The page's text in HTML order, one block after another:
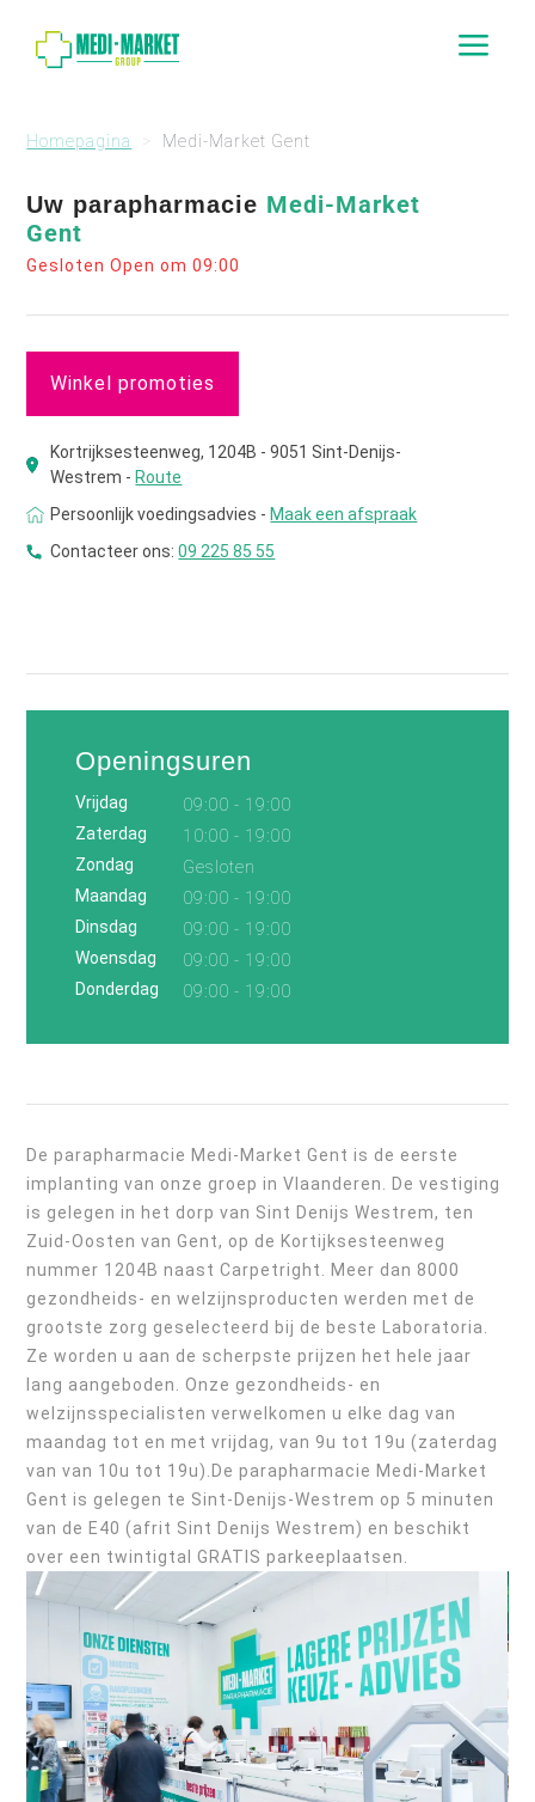
a
Homepagina Medi-Market Gent
Uw parapharmacie Medi-Market
Gent
Gesloten Open om 09:00
Winkel promoties
Kortrijksesteenweg, 1204B - 9051 Sint-Denijs-
Westrem - Route
Persoonlijk voedingsadvies - Maak een afspraak
Contacteer ons:09 225 85 55
Openingsuren
Vrijdag
09:00 - 19:00
Zaterdag
10:00 - 19:00
Zondag
Gesloten
Maandag
09:00 - 19:00
Dinsdag
09:00 - 19:00
Woensdag
09:00 - 19:00
Donderdag
09:00 - 19:00
De parapharmacie Medi-Market Gent is de eerste
implanting van onze groep in Vlaanderen. De vestiging
is gelegen in het dorp van Sint Denijs Westrem, ten
Zuid-Oosten van Gent, op de Kortijksesteenweg
nummer 1204B naast Carpetright. Meer dan 8000
gezondheids- en welzijnsproducten werden met de
grootste zorg geselecteerd bij de beste Laboratoria.
Ze worden u aan de scherpste prijzen het hele jaar
lang aangeboden. Onze gezondheids- en
welzijnsspecialisten verwelkomen u elke dag van
maandag tot en met vrijdag, van 9u tot 19u (zaterdag
van van 10u tot 19u).De parapharmacie Medi-Market
Gent is gelegen te Sint-Denijs-Westrem op 5 minuten
van de E40 (afrit Sint Denijs Westrem) en beschikt
over een twintigtal GRATIS parkeeplaatsen.